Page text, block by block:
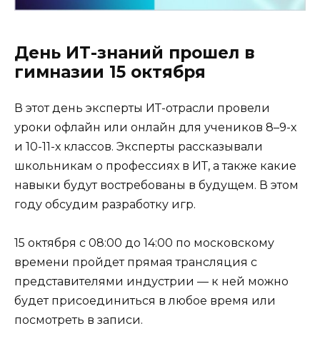
День ИТ-знаний прошел в
гимназии 15 октября
В этот день эксперты ИТ-отрасли провели
уроки офлайн или онлайн для учеников 8–9-х
и 10-11-х классов. Эксперты рассказывали
школьникам о профессиях в ИТ, а также какие
навыки будут востребованы в будущем. В этом
году обсудим разработку игр.
15 октября с 08:00 до 14:00 по московскому
времени пройдет прямая трансляция с
представителями индустрии — к ней можно
будет присоединиться в любое время или
посмотреть в записи.